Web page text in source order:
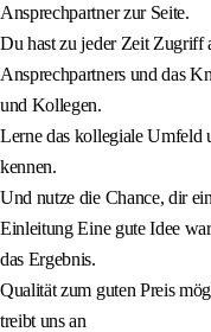
Ansprechpartner zur Seite.
Du hast zu jeder Zeit Zugriff
Ansprechpartners und das
und Kollegen.
Lerne das kollegiale Umfeld
kennen.
Und nutze die Chance, dir
Einleitung Eine gute Idee
das Ergebnis.
Qualität zum guten Preis
treibt uns an